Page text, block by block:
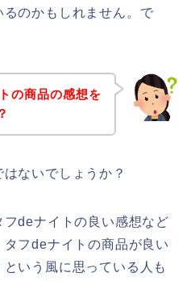
のかもしれません。で
の商品の感想を
ないでしょうか？
deナイトの良い感想など
フdeナイトの商品が良い
いう風に思っている人も